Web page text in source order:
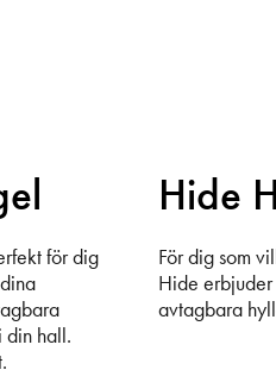
för dig
din hall.
Hide
För dig som
Hide
avtagbara